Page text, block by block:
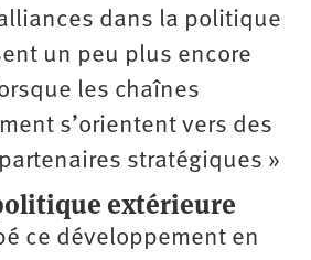
dans la politique
un peu plus encore
les chaînes
s’orientent vers des
stratégiques »
extérieure
ce développement en